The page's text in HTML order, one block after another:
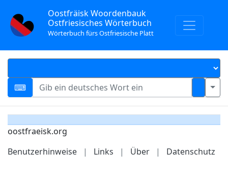
Oostfräisk Woordenbauk
Ostfriesisches Wörterbuch
Wörterbuch fürs Ostfriesische Platt
oostfraeisk.org
Benutzerhinweise
| Links | Über | Datenschutz